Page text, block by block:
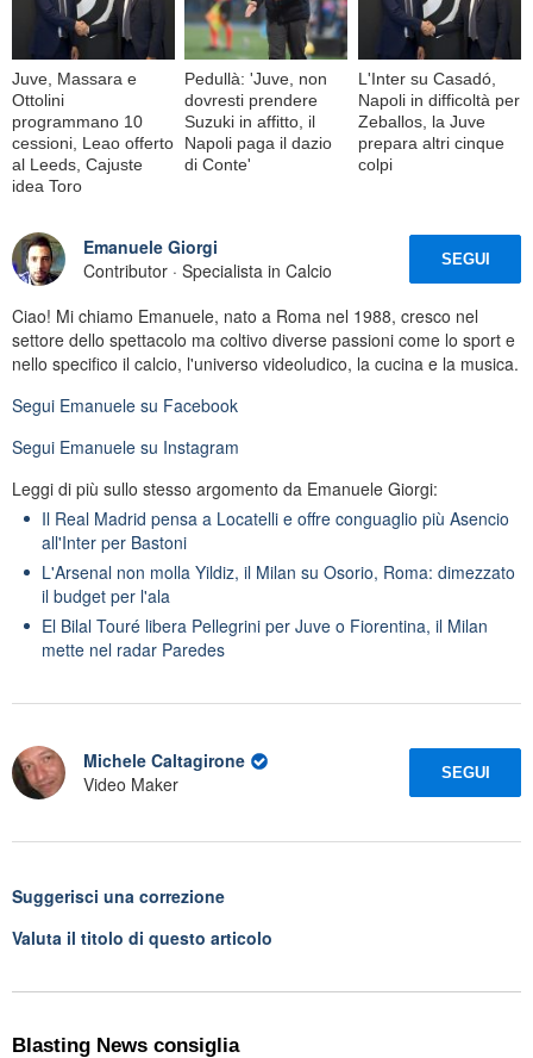
Juve, Massara e
Ottolini
programmano 10
cessioni, Leao offerto
al Leeds, Cajuste
idea Toro
Pedullà: 'Juve, non
dovresti prendere
Suzuki in affitto, il
Napoli paga il dazio
di Conte'
L'Inter su Casadó,
Napoli in difficoltà per
Zeballos, la Juve
prepara altri cinque
colpi
Emanuele Giorgi
Contributor · Specialista in Calcio
SEGUI
Ciao! Mi chiamo Emanuele, nato a Roma nel 1988, cresco nel
settore dello spettacolo ma coltivo diverse passioni come lo sport e
nello specifico il calcio, l'universo videoludico, la cucina e la musica.
Segui Emanuele su Facebook
Segui Emanuele su Instagram
Leggi di più sullo stesso argomento da Emanuele Giorgi:
Il Real Madrid pensa a Locatelli e offre conguaglio più Asencio
all'Inter per Bastoni
L'Arsenal non molla Yildiz, il Milan su Osorio, Roma: dimezzato
il budget per l'ala
El Bilal Touré libera Pellegrini per Juve o Fiorentina, il Milan
mette nel radar Paredes
Michele Caltagirone
Video Maker
SEGUI
Suggerisci una correzione
Valuta il titolo di questo articolo
Blasting News consiglia